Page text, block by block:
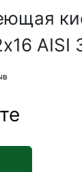
AISI